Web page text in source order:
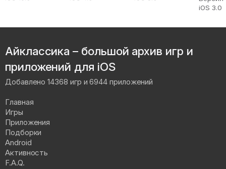
iOS 3.0
Айклассика – большой архив игр и
приложений для iOS
Добавлено 14368 игр и 6944 приложений
Главная
Игры
Приложения
Подборки
Android
Активность
F.A.Q.